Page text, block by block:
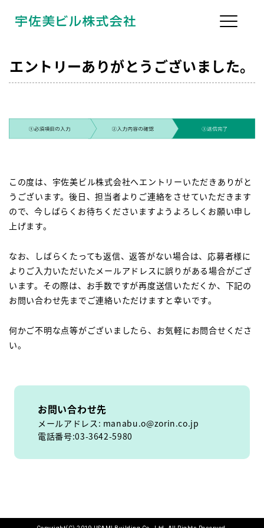
エントリーありがとうございました。
この度は、宇佐美ビル株式会社へエントリーいただきありがと
うございます。後日、担当者よりご連絡をさせていただきます
ので、今しばらくお待ちくださいますようよろしくお願い申し
上げます。
なお、しばらくたっても返信、返答がない場合は、応募者様に
よりご入力いただいたメールアドレスに誤りがある場合がござ
います。その際は、お手数ですが再度送信いただくか、下記の
お問い合わせ先までご連絡いただけますと幸いです。
何かご不明な点等がございましたら、お気軽にお問合せくださ
い。
お問い合わせ先
メールアドレス: manabu.o@zorin.co.jp
電話番号:03-3642-5980